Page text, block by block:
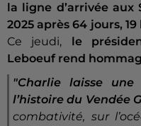
la ligne d’arrivée aux
2025 après 64 jours,
Ce jeudi, le
Leboeuf rend
"Charlie laisse
l’histoire du Vendée
combativité, sur